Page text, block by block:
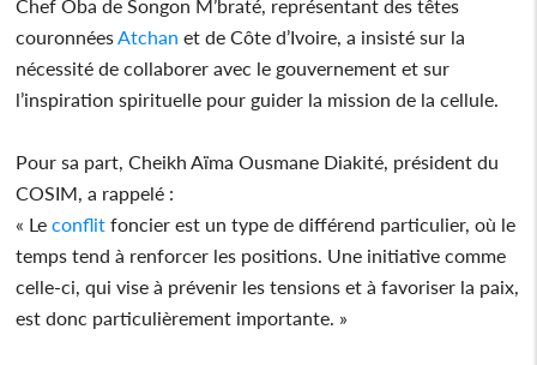
Chef Oba de Songon M’braté, représentant des têtes
couronnées Atchan et de Côte d’Ivoire, a insisté sur la
nécessité de collaborer avec le gouvernement et sur
l’inspiration spirituelle pour guider la mission de la cellule.
Pour sa part, Cheikh Aïma Ousmane Diakité, président du
COSIM, a rappelé :
« Leconflit foncier est un type de différend particulier, où le
temps tend à renforcer les positions. Une initiative comme
celle-ci, qui vise à prévenir les tensions et à favoriser la paix,
est donc particulièrement importante. »